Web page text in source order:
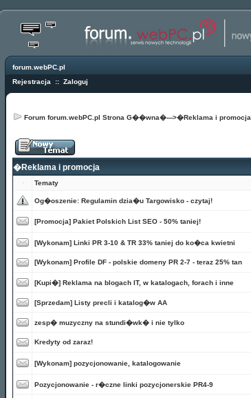
forum.webPC.pl
Rejestracja :: Zaloguj
Forum forum.webPC.pl Strona G��wna�--->�Reklama i promocja
�Reklama i promocja
Tematy
Og�oszenie: Regulamin dzia�u Targowisko - czytaj!
[Promocja] Pakiet Polskich List SEO - 50% taniej!
[Wykonam] Linki PR 3-10 & TR 33% taniej do ko�ca kwietni
[Wykonam] Profile DF - polskie domeny PR 2-7 - teraz 25% tan
[Kupi�] Reklama na blogach IT, w katalogach, forach i inne
[Sprzedam] Listy precli i katalog�w AA
zesp� muzyczny na stundi�wk� i nie tylko
Kredyty od zaraz!
[Wykonam] pozycjonowanie, katalogowanie
Pozycjonowanie - r�czne linki pozycjonerskie PR4-9